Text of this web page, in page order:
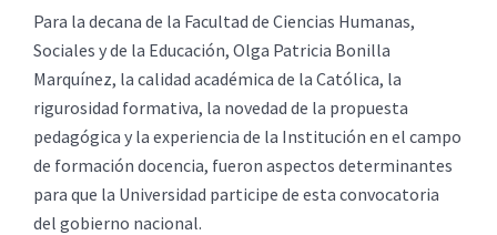
Para la decana de la Facultad de Ciencias Humanas,
Sociales y de la Educación, Olga Patricia Bonilla
Marquínez, la calidad académica de la Católica, la
rigurosidad formativa, la novedad de la propuesta
pedagógica y la experiencia de la Institución en el campo
de formación docencia, fueron aspectos determinantes
para que la Universidad participe de esta convocatoria
del gobierno nacional.